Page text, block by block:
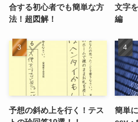
合する初心者でも簡単な方
法！超図解！
文字
編
予想の斜め上を行く！テス
簡単